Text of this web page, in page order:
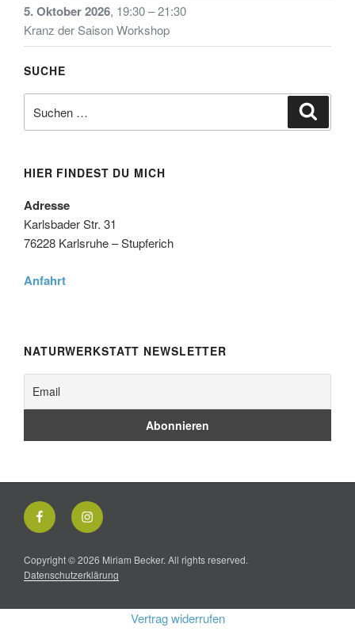
5. Oktober 2026, 19:30–21:30
Kranz der Saison Workshop
SUCHE
nach:
HIER FINDEST DU MICH
Adresse
Karlsbader Str. 31
76228 Karlsruhe – Stupferich
Anfahrt
NATURWERKSTATT NEWSLETTER
FacebookInstagram
Copyright © 2026 Miriam Becker. All rights reserved.
Datenschutzerklärung
Vertrag widerrufen